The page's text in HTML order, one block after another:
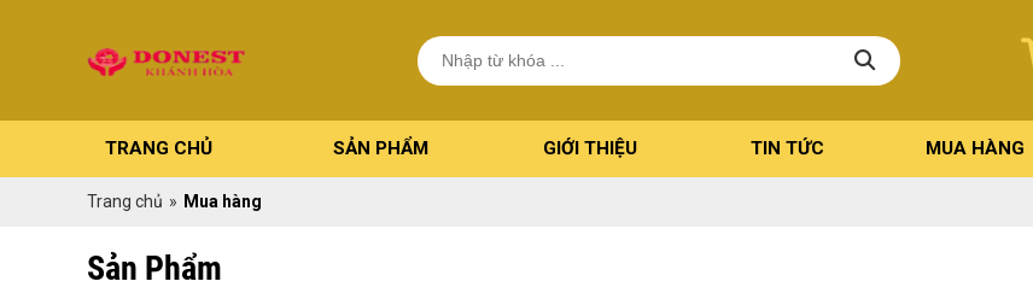
TRANG CHỦ SẢN PHẨM GIỚI THIỆU TIN TỨC MUA HÀNG
Trang chủ » Mua hàng
Sản Phẩm